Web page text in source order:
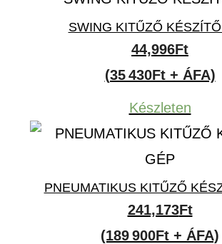
SWING KITŰZŐ
44,996Ft
(35 430Ft + ÁFA)
Készleten
PNEUMATIKUS KITŰZŐ
241,173Ft
(189 900Ft + ÁFA)